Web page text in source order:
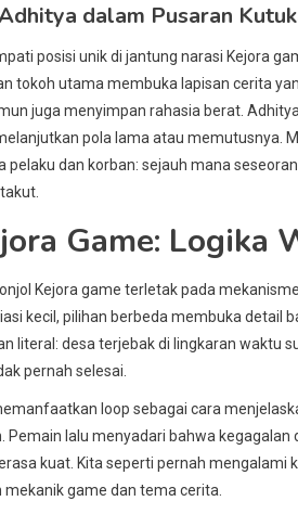
dalam Pusaran
posisi unik di jantung narasi Kejora
tokoh utama membuka lapisan cerita
juga menyimpan rahasia berat.
pola lama atau memutusnya.
dan korban: sejauh mana
Game: Logika
Kejora game terletak pada
kecil, pilihan berbeda membuka detail
literal: desa terjebak di lingkaran waktu
pernah selesai.
loop sebagai cara
lalu menyadari bahwa
kuat. Kita seperti pernah
game dan tema cerita.